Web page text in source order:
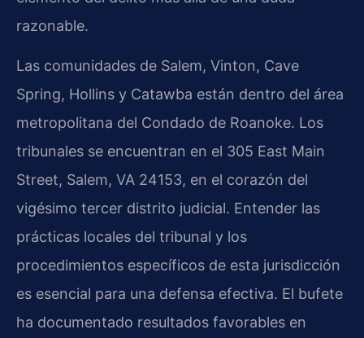
razonable.
Las comunidades de Salem, Vinton, Cave
Spring, Hollins y Catawba están dentro del área
metropolitana del Condado de Roanoke. Los
tribunales se encuentran en el 305 East Main
Street, Salem, VA 24153, en el corazón del
vigésimo tercer distrito judicial. Entender las
prácticas locales del tribunal y los
procedimientos específicos de esta jurisdicción
es esencial para una defensa efectiva. El bufete
ha documentado resultados favorables en